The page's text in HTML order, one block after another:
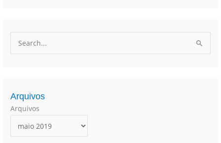
u
i
a
Arquivos
Arquivos